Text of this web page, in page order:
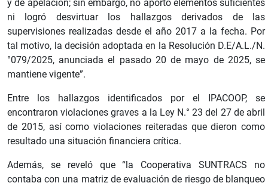
y de apelación; sin embargo, no aportó elementos suficientes
ni logró desvirtuar los hallazgos derivados de las
supervisiones realizadas desde el año 2017 a la fecha. Por
tal motivo, la decisión adoptada en la Resolución D.E/A.L./N.
°079/2025, anunciada el pasado 20 de mayo de 2025, se
mantiene vigente”.
Entre los hallazgos identificados por el IPACOOP, se
encontraron violaciones graves a la Ley N.° 23 del 27 de abril
de 2015, así como violaciones reiteradas que dieron como
resultado una situación financiera crítica.
Además, se reveló que “la Cooperativa SUNTRACS no
contaba con una matriz de evaluación de riesgo de blanqueo